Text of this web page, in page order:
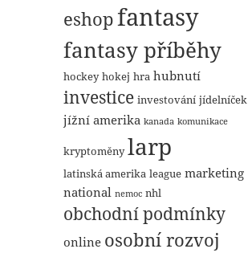
eshopfantasy
fantasy příběhy
hockey hokej hra hubnutí
investice investování jídelníček
jížní amerika kanada komunikace
kryptoměny larp
latinská amerika league marketing
national nemoc nhl
obchodní podmínky
online osobní rozvoj